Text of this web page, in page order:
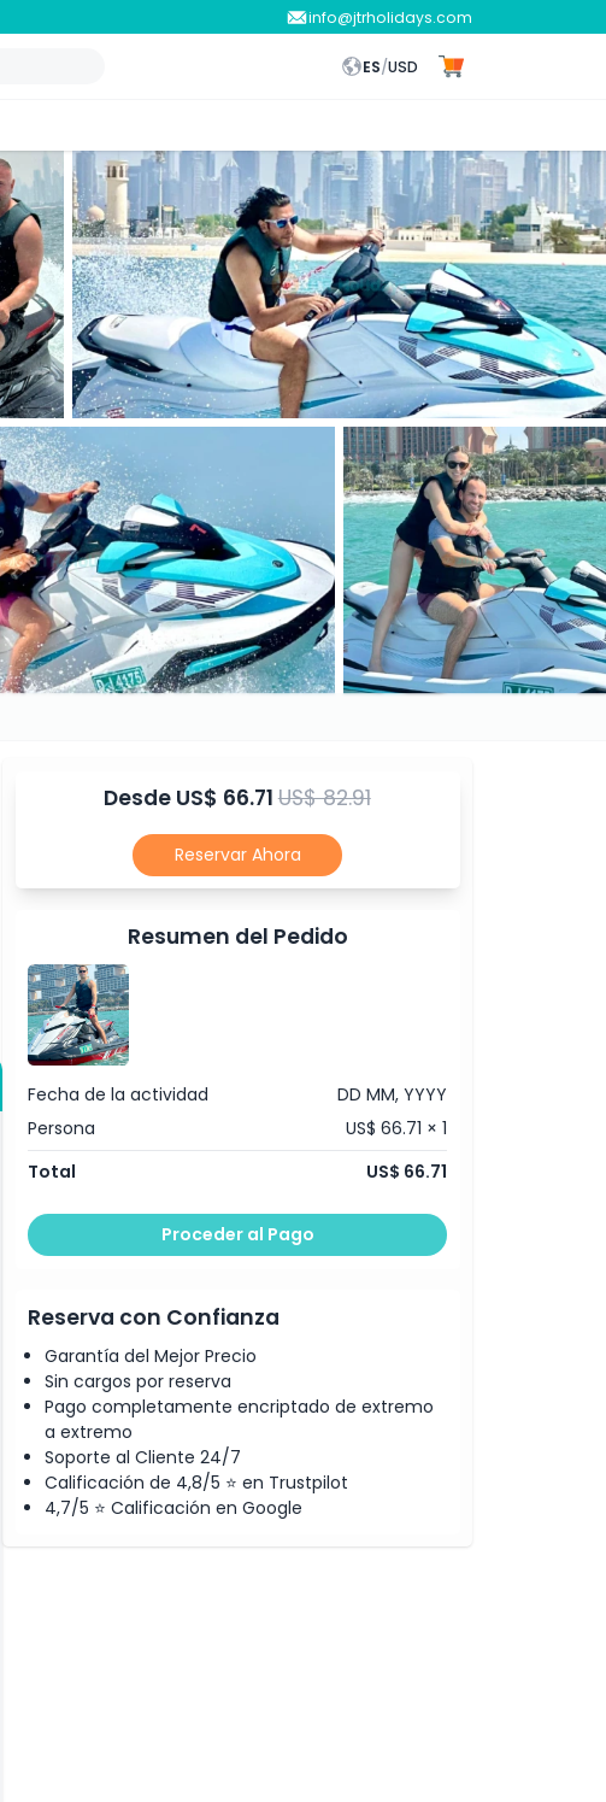
info@jtrholidays.com
ES/USD
Desde US$ 66.71US$ 82.91
Reservar Ahora
Resumen del Pedido
Fecha de la actividad
DD MM, YYYY
Persona
US$ 66.71 × 1
Total
US$ 66.71
Proceder al Pago
Reserva con Confianza
Garantía del Mejor Precio
Sin cargos por reserva
Pago completamente encriptado de extremo
a extremo
Soporte al Cliente 24/7
Calificación de 4,8/5 ⭐ en Trustpilot
4,7/5 ⭐ Calificación en Google